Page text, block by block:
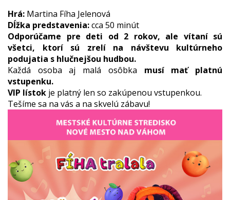
Hrá: Martina Fíha Jelenová
Dĺžka predstavenia:cca 50 minút
Odporúčame pre deti od 2 rokov, ale vítaní sú
všetci, ktorí sú zrelí na návštevu kultúrneho
podujatia s hlučnejšou hudbou.
Každá osoba aj malá osôbka musí mať platnú
vstupenku.
VIP lístok je platný len so zakúpenou vstupenkou.
Tešíme sa na vás a na skvelú zábavu!